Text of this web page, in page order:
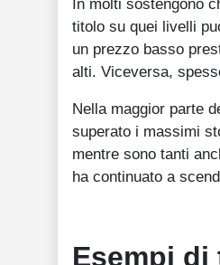
In molti sostengono
titolo su quei livelli
un prezzo basso
alti. Viceversa,
Nella maggior parte
superato i massimi
mentre sono tanti
ha continuato a
Esempi